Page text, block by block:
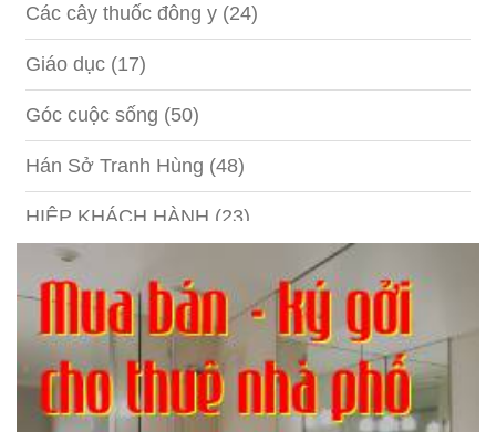
Các cây thuốc đông y (24)
Giáo dục (17)
Góc cuộc sống (50)
Hán Sở Tranh Hùng (48)
HIỆP KHÁCH HÀNH (23)
Hồng lâu mộng
(1)
Kỹ năng(18)
Liên Thành quyết(13)